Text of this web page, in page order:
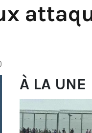
À LA UNE